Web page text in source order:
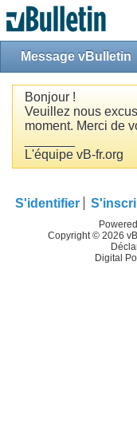
Message vBulletin
Bonjour !
Veuillez nous
moment. Merci de
L'équipe vB-fr.org
S'identifier
Copyright © 2026
Digital